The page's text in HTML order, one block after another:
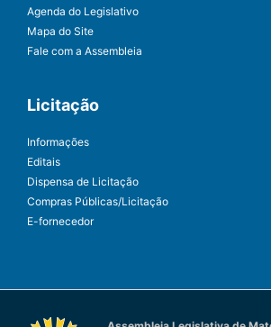
Agenda do Legislativo
Mapa do Site
Fale com a Assembleia
Licitação
Informações
Editais
Dispensa de Licitação
Compras Públicas/Licitação
E-fornecedor